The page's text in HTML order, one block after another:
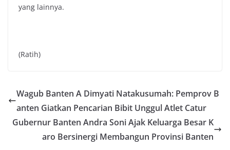
yang lainnya.
(Ratih)
Wagub Banten A Dimyati Natakusumah: Pemprov B
anten Giatkan Pencarian Bibit Unggul Atlet Catur
Gubernur Banten Andra Soni Ajak Keluarga Besar K
aro Bersinergi Membangun Provinsi Banten